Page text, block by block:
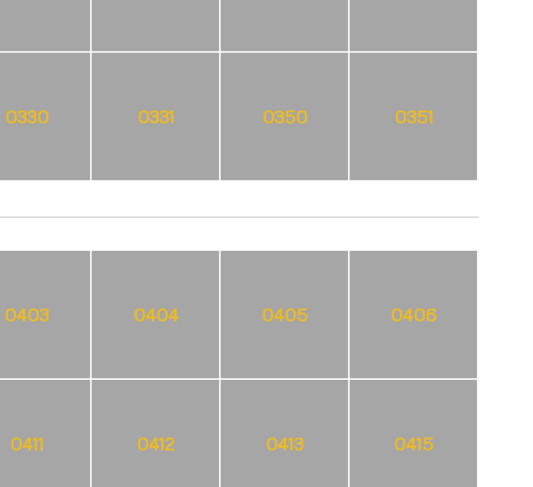
0330 0331 0350 0351
0403 0404 0405 0406
0411 0412 0413 0415